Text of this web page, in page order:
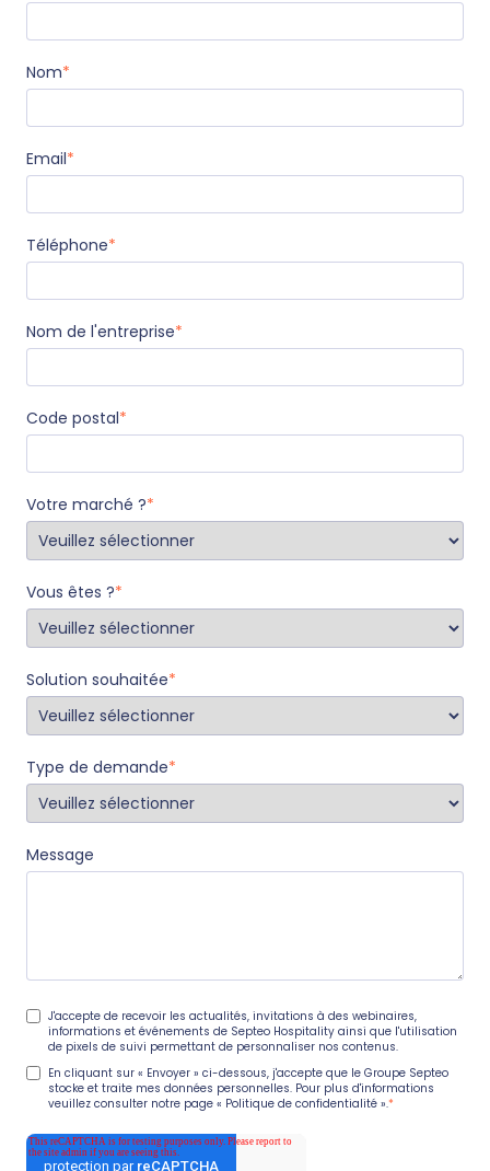
Nom*
Email*
Téléphone*
Nom de l'entreprise*
Code postal*
Votre marché ?*
Vous êtes ?*
Solution souhaitée*
Type de demande*
Message
J'accepte de recevoir les actualités, invitations à des webinaires,
informations et événements de Septeo Hospitality ainsi que l'utilisation
de pixels de suivi permettant de personnaliser nos contenus.
En cliquant sur « Envoyer » ci-dessous, j'accepte que le Groupe Septeo
stocke et traite mes données personnelles. Pour plus d'informations
veuillez consulter notre page « Politique de confidentialité ».*